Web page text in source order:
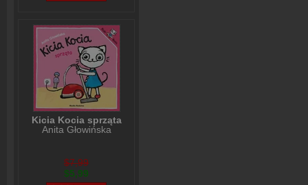
Kicia Kocia sprząta
Anita Głowińska
$7,99
$5,99